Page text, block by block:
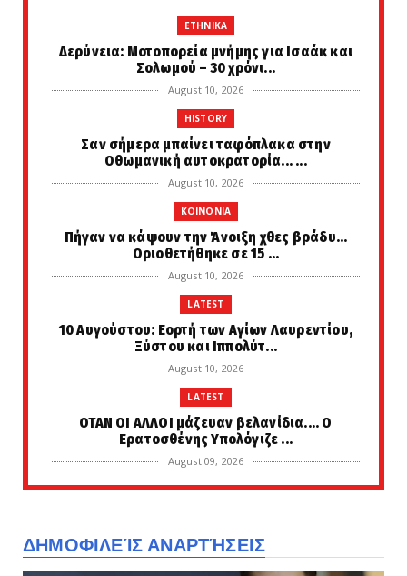
ETHNIKA
Δερύνεια: Μοτοπορεία μνήμης για Ισαάκ και
Σολωμού – 30 χρόνι...
August 10, 2026
HISTORY
Σαν σήμερα μπαίνει ταφόπλακα στην
Οθωμανική αυτοκρατορία... ...
August 10, 2026
KOINONIA
Πήγαν να κάψουν την Άνοιξη χθες βράδυ...
Οριοθετήθηκε σε 15 ...
August 10, 2026
LATEST
10 Αυγούστου: Εορτή των Αγίων Λαυρεντίου,
Ξύστου και Ιππολύτ...
August 10, 2026
LATEST
ΟΤΑΝ ΟΙ ΑΛΛΟΙ μάζευαν βελανίδια.... Ο
Ερατοσθένης Υπολόγιζε ...
August 09, 2026
PERIVALLON
August 09, 2026
ΔΗΜΟΦΙΛΕΊΣ ΑΝΑΡΤΉΣΕΙΣ